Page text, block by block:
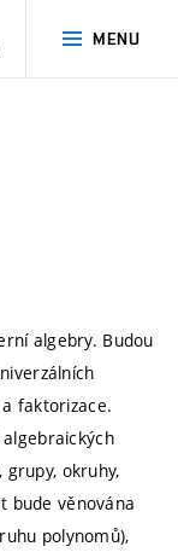
MENU
algebry. Budou
faktorizace.
okruhy,
bude věnována
polynomů),